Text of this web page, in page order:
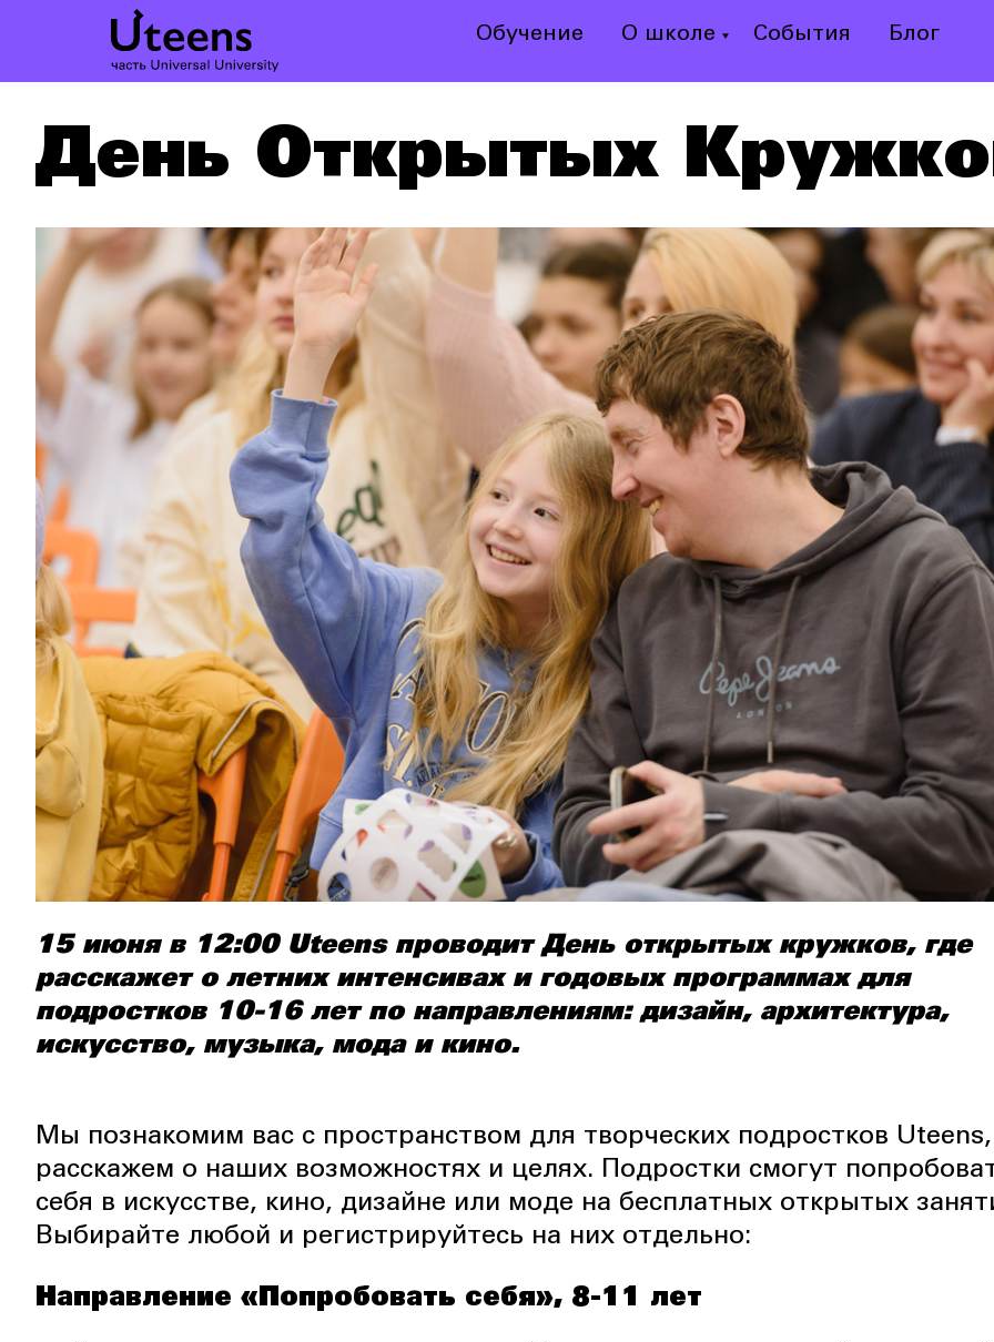
Обучение О школе События Блог
День Открытых
15 июня в 12:00 Uteens проводит День открытых кружков, где
расскажет о летних интенсивах и годовых программах для
подростков 10-16 лет по направлениям: дизайн, архитектура,
искусство, музыка, мода и кино.
Мы познакомим вас с пространством для творческих подростков Uteens,
расскажем о наших возможностях и целях. Подростки смогут
себя в искусстве, кино, дизайне или моде на бесплатных открытых
Выбирайте любой и регистрируйтесь на них отдельно:
Направление «Попробовать себя», 8-11 лет